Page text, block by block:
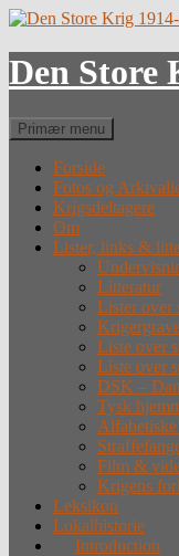
Hop
indhold
Den Store
Søg
Primær menu
Forside
Fotos og
Krigsdeltagere
Om
Lister, links &
Litteratur
Lister over
Liste over
Liste over
DSK –
Tysk
Film &
Krigens
Leksikon
Lokalhistorie
Introduction